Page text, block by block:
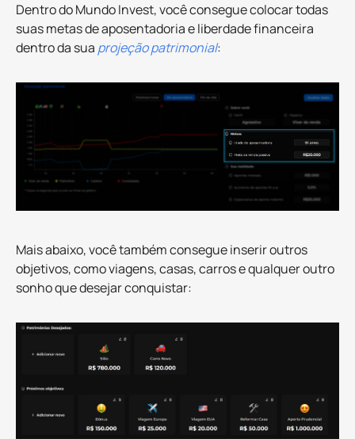
Dentro do Mundo Invest, você consegue colocar todas
suas metas de aposentadoria e liberdade financeira
dentro da sua projeção patrimonial:
Mais abaixo, você também consegue inserir outros
objetivos, como viagens, casas, carros e qualquer outro
sonho que desejar conquistar: